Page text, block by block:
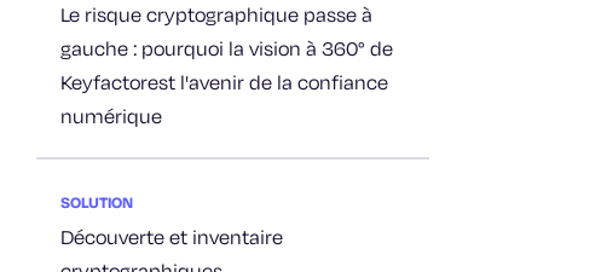
Le risque cryptographique passe à
gauche : pourquoi la vision à 360° de
Keyfactorest l'avenir de la confiance
numérique
SOLUTION
Découverte et inventaire